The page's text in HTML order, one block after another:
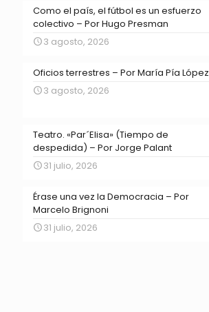
Como el país, el fútbol es un esfuerzo
colectivo – Por Hugo Presman
3 agosto, 2026
Oficios terrestres – Por María Pía López
3 agosto, 2026
Teatro. «Par´Elisa» (Tiempo de
despedida) – Por Jorge Palant
31 julio, 2026
Érase una vez la Democracia – Por
Marcelo Brignoni
31 julio, 2026